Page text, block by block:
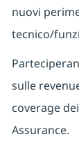
nuovi
tecnico/
sulle
coverage
Assurance.